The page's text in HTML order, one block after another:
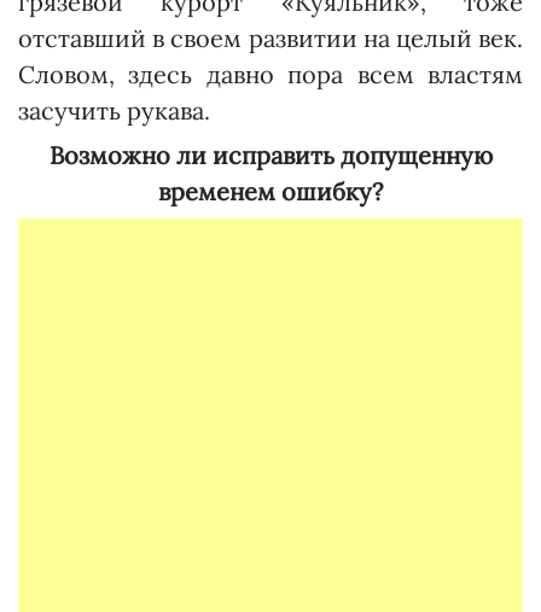
отставший в своем развитии на целый век.
Словом, здесь давно пора всем властям
засучить рукава.
Возможно ли исправить допущенную
временем ошибку?